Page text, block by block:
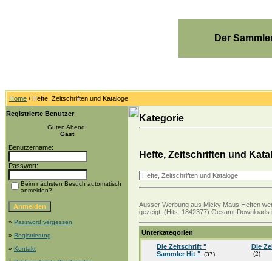
Der
Home / Hefte, Zeitschriften und Kataloge
Registrierte Benutzer
Guten Abend!
Gast
Benutzername:
Passwort:
Beim nächsten Besuch automatisch
anmelden?
» Password vergessen
» Registrierung
» Kontakt
Kategorie
Hefte, Zeitschriften und
Ausser Werbung aus Micky Maus Heften
gezeigt. (Hits: 1842377) Gesamt Downloads
Unterkategorien
Die Zeitschrift "
Sammler Hit " (37)
Die
(2)